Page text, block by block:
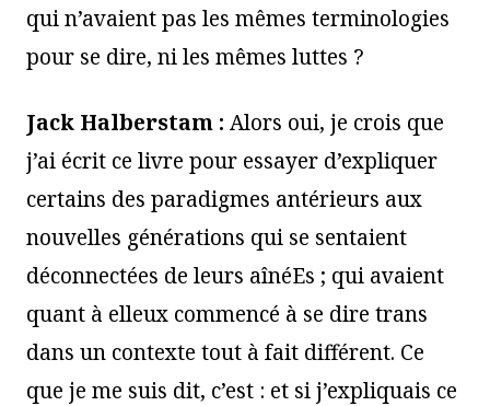
qui n’avaient pas les mêmes terminologies
pour se dire, ni les mêmes luttes ?
Jack Halberstam : Alors oui, je crois que
j’ai écrit ce livre pour essayer d’expliquer
certains des paradigmes antérieurs aux
nouvelles générations qui se sentaient
déconnectées de leurs aînéEs ; qui avaient
quant à elleux commencé à se dire trans
dans un contexte tout à fait différent. Ce
que je me suis dit, c’est : et si j’expliquais ce